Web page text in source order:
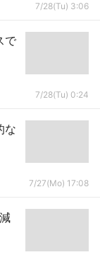
7/28(Tu) 3:06
で
7/28(Tu) 0:24
な
7/27(Mo) 17:08